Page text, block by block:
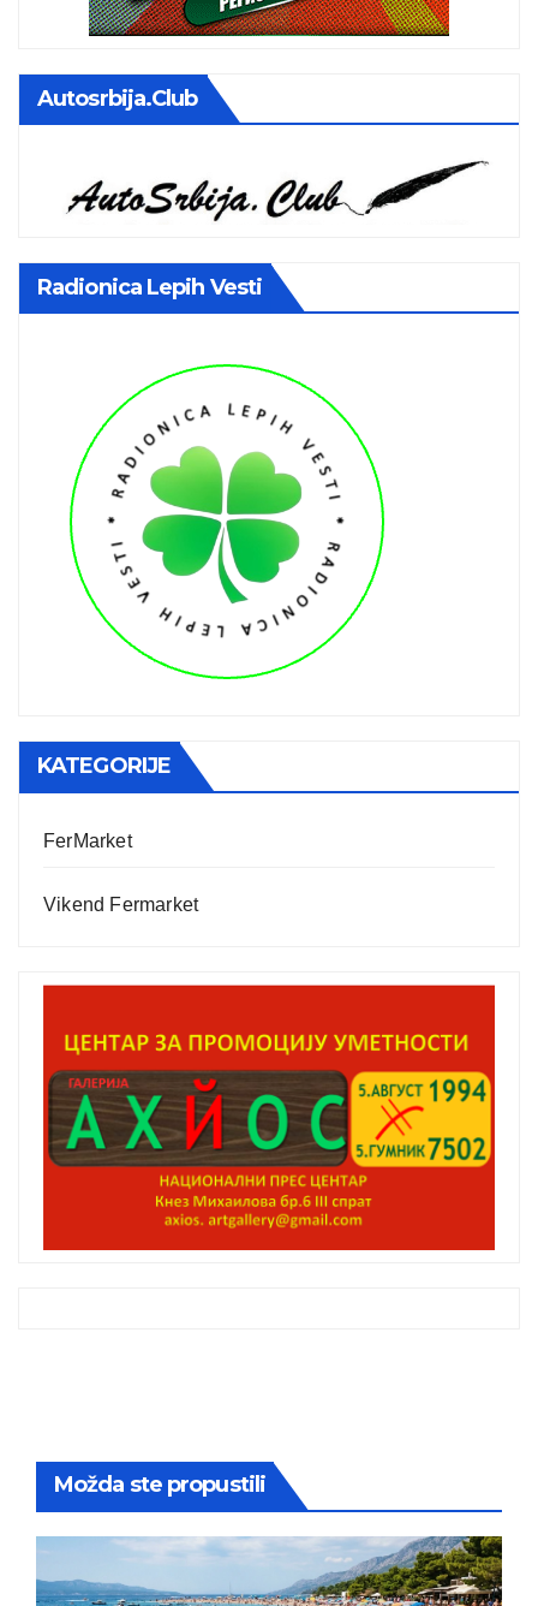
Autosrbija.club
Radionica Lepih Vesti
KATEGORIJE
FerMarket
Vikend Fermarket
Možda ste propustili